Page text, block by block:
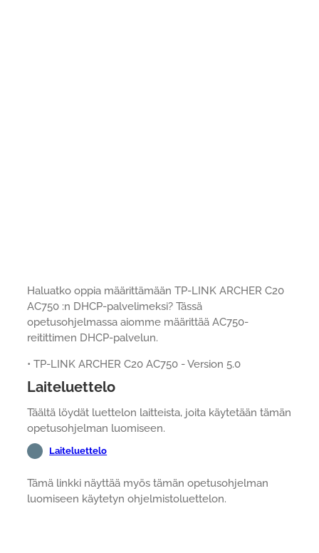
Haluatko oppia määrittämään TP-LINK ARCHER C20
AC750 :n DHCP-palvelimeksi? Tässä
opetusohjelmassa aiomme määrittää AC750-
reitittimen DHCP-palvelun.
• TP-LINK ARCHER C20 AC750 - Version 5.0
Laiteluettelo
Täältä löydät luettelon laitteista, joita käytetään tämän
opetusohjelman luomiseen.
Laiteluettelo
Tämä linkki näyttää myös tämän opetusohjelman
luomiseen käytetyn ohjelmistoluettelon.